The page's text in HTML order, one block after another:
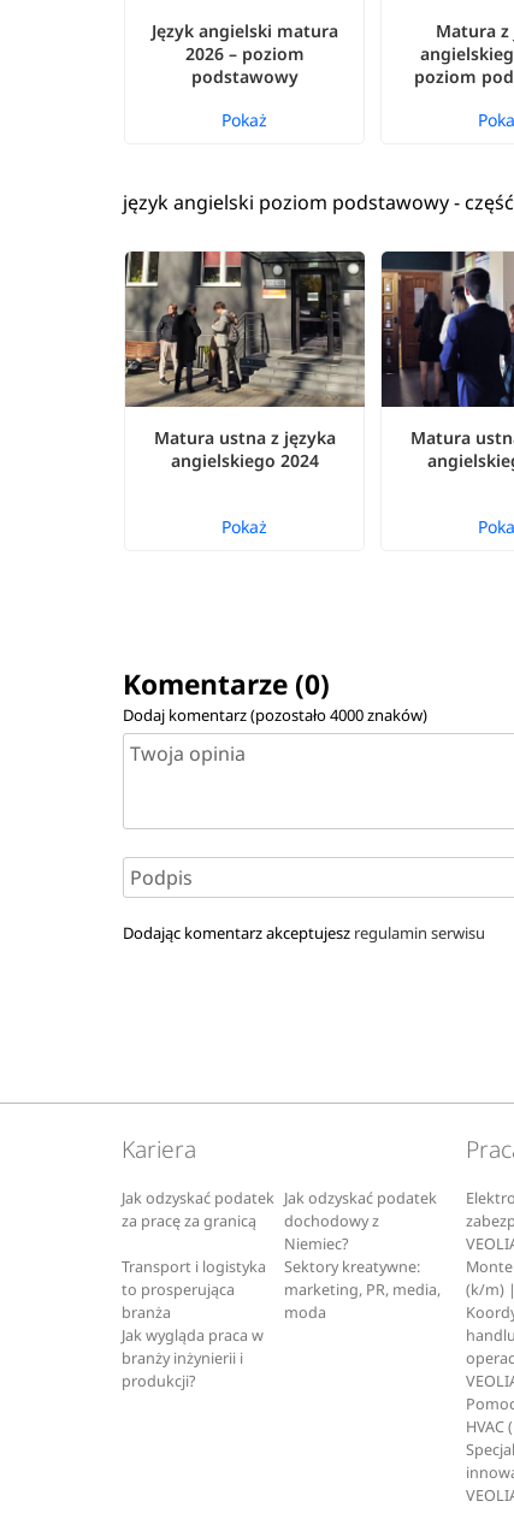
Język angielski matura
2026 – poziom
podstawowy
Pokaż
Matura z
poziom
język angielski poziom podstawowy -
Matura ustna z języka
angielskiego 2024
Pokaż
Matura
Komentarze (0)
Dodaj komentarz (pozostało4000znaków)
Dodając komentarz akceptujesz regulamin serwisu
Kariera
Jak odzyskać podatek
za pracę za granicą
Jak odzyskać podatek
dochodowy z
Niemiec?
Transport i logistyka
to prosperująca
branża
Sektory kreatywne:
marketing, PR, media,
moda
Jak wygląda praca w
branży inżynierii i
produkcji?
(k/m)
HVAC